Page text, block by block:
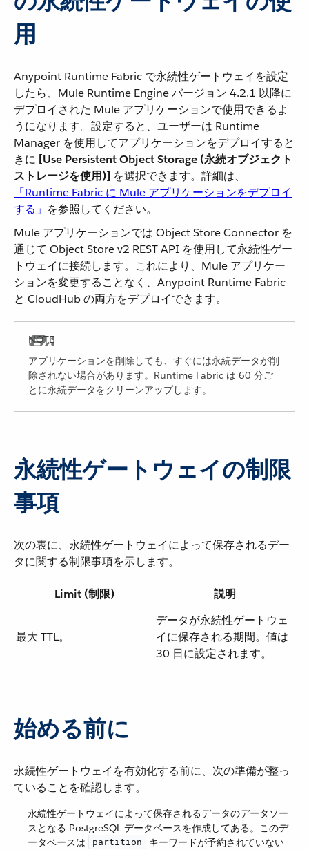
用
Anypoint Runtime Fabric で永続性ゲートウェイを設定
したら、Mule Runtime Engine バージョン 4.2.1 以降に
デプロイされた Mule アプリケーションで使用できるよ
うになります。設定すると、ユーザーは Runtime
Manager を使用してアプリケーションをデプロイすると
きに ​ [Use Persistent Object Storage (永続オブジェクト
ストレージを使用)] ​ を選択できます。詳細は、​
「Runtime Fabric に Mule アプリケーションをデプロイ
する」 ​を参照してください。
Mule アプリケーションでは Object Store Connector を
通じて Object Store v2 REST API を使用して永続性ゲー
トウェイに接続します。これにより、Mule アプリケー
ションを変更することなく、Anypoint Runtime Fabric
と CloudHub の両方をデプロイできます。
アプリケーションを削除しても、すぐには永続データが削
除されない場合があります。Runtime Fabric は 60 分ご
とに永続データをクリーンアップします。
永続性ゲートウェイの制限
事項
次の表に、永続性ゲートウェイによって保存されるデー
タに関する制限事項を示します。
Limit (制限) 説明
最大 TTL。
データが永続性ゲートウェ
イに保存される期間。値は
30 日に設定されます。
始める前に
永続性ゲートウェイを有効化する前に、次の準備が整っ
ていることを確認します。
永続性ゲートウェイによって保存されるデータのデータソー
スとなる PostgreSQL データベースを作成してある。このデ
ータベースは ​
partition
​ キーワードが予約されていない